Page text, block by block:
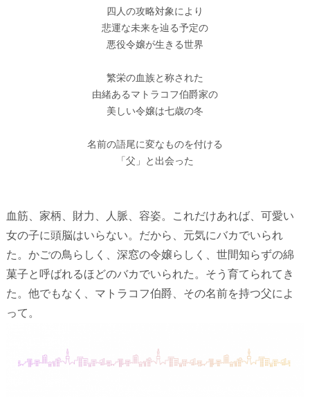
四人の攻略対象により
悲運な未来を辿る予定の
悪役令嬢が生きる世界
繁栄の血族と称された
由緒あるマトラコフ伯爵家の
美しい令嬢は七歳の冬
名前の語尾に変なものを付ける
「父」と出会った
血筋、家柄、財力、人脈、容姿。これだけあれば、可愛い
女の子に頭脳はいらない。だから、元気にバカでいられ
た。かごの鳥らしく、深窓の令嬢らしく、世間知らずの綿
菓子と呼ばれるほどのバカでいられた。そう育てられてき
た。他でもなく、マトラコフ伯爵、その名前を持つ父によ
って。